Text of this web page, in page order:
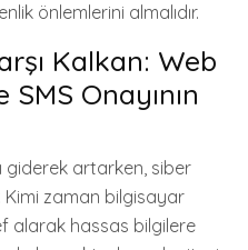
önlemlerini almalıdır.
Kalkan: Web
Onayının
giderek artarken, siber
Kimi zaman bilgisayar
alarak hassas bilgilere